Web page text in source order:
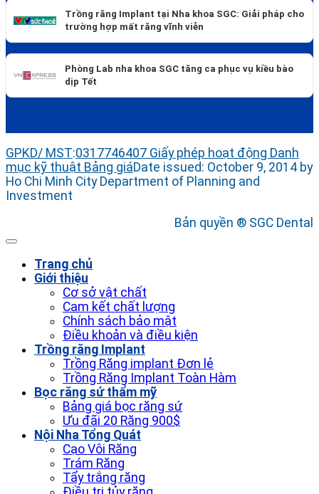
Trồng răng Implant tại Nha khoa SGC: Giải pháp cho
trường hợp mất răng vĩnh viễn
Phòng Lab nha khoa SGC tăng ca phục vụ kiều bào
dịp Tết
GPKD/ MST:0317746407 Giấy phép hoạt động Danh
mục kỹ thuật Bảng giáDate issued: October 9, 2014 by
Ho Chi Minh City Department of Planning and
Investment
Bản quyền ® SGC Dental
Trang chủ
Giới thiệu
Cơ sở vật chất
Cam kết chất lượng
Chính sách bảo mật
Điều khoản và điều kiện
Trồng răng Implant
Trồng Răng implant Đơn lẻ
Trồng Răng Implant Toàn Hàm
Bọc răng sứ thẩm mỹ
Bảng giá bọc răng sứ
Ưu đãi 20 Răng 900$
Nội Nha Tổng Quát
Cạo Vôi Răng
Trám Răng
Tẩy trắng răng